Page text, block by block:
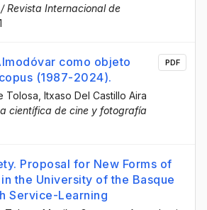
Revista Internacional de
como objeto
(1987-2024).
Tolosa , Itxaso Del Castillo Aira
científica de cine y fotografía
PDF
Proposal for New Forms of
the University of the Basque
Service-Learning